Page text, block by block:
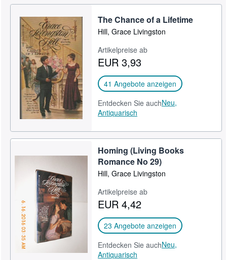
The Chance of a Lifetime
Hill, Grace Livingston
Artikelpreise ab
EUR 3,93
41 Angebote anzeigen
Entdecken Sie auchNeu,
Antiquarisch
Homing (Living Books
Romance No 29)
Hill, Grace Livingston
Artikelpreise ab
EUR 4,42
23 Angebote anzeigen
Entdecken Sie auchNeu,
Antiquarisch